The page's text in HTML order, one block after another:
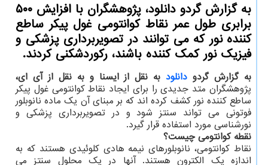
به گزارش گردو دانلود، پژوهشگران با افزایش ۵۰۰
برابری طول عمر نقاط کوانتومی غول پیکر ساطع
کننده نور که می توانند در تصویربرداری پزشکی و
فیزیک نور کمک کننده باشند، رکوردشکنی کردند.
به گزارش گردو دانلودبه نقل از ایسنا و به نقل از آی ای،
پژوهشگران متد جدیدی را برای ایجاد نقاط کوانتومی غول پیکر
ساطع کننده نور کشف کرده اند که بر مبنای آن یک ماده نانوبلور
فوتونی می تواند سنتز شود و در تصویربرداری پزشکی و
نورشناسی مورد استفاده قرار گیرد.
نقطه کوانتومی چیست؟
نقاط کوانتومی، نانوبلورهای نیمه هادی کلوئیدی هستند که به
اندازه یک الکترون هستند. آنها در یک محلول سنتز می